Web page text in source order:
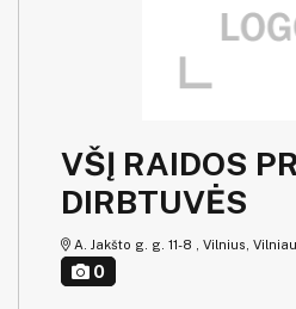
VŠĮ RAIDOS
DIRBTUVĖS
A. Jakšto g. g. 11-8 , Vilnius,
0